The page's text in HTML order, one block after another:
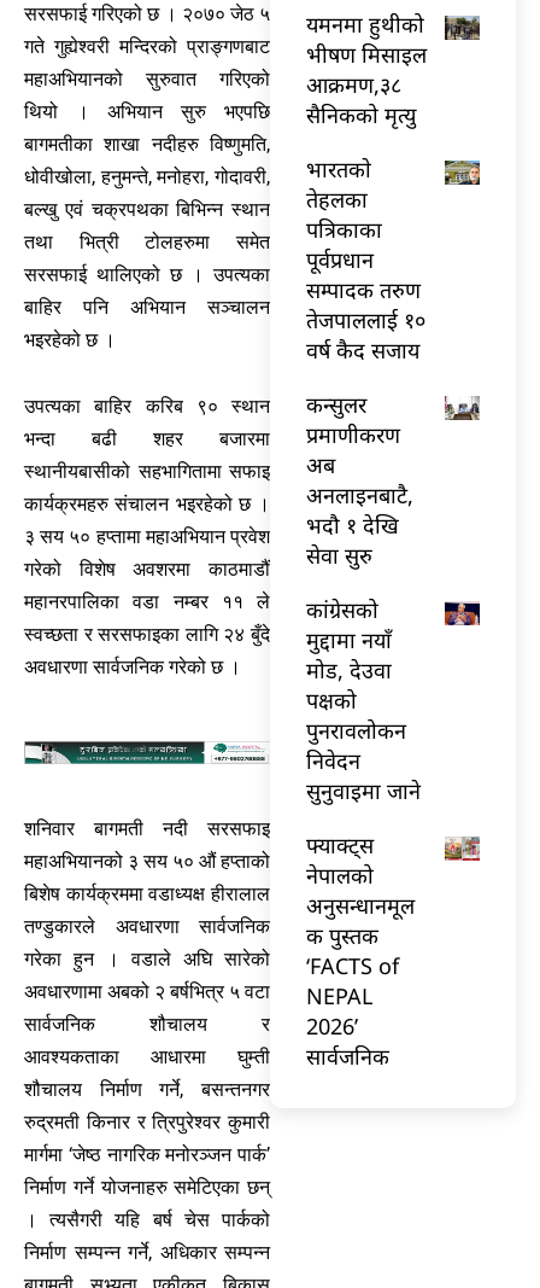
सरसफाई गरिएको छ । २०७० जेठ ५
गते गुह्येश्वरी मन्दिरको प्राङ्गणबाट
महाअभियानको सुरुवात गरिएको
थियो । अभियान सुरु भएपछि
बागमतीका शाखा नदीहरु विष्णुमति,
धोवीखोला, हनुमन्ते, मनोहरा, गोदावरी,
बल्खु एवं चक्रपथका बिभिन्न स्थान
तथा भित्री टोलहरुमा समेत
सरसफाई थालिएको छ । उपत्यका
बाहिर पनि अभियान सञ्चालन
भइरहेको छ ।
उपत्यका बाहिर करिब ९० स्थान
भन्दा बढी शहर बजारमा
स्थानीयबासीको सहभागितामा सफाइ
कार्यक्रमहरु संचालन भइरहेको छ ।
३ सय ५० हप्तामा महाअभियान प्रवेश
गरेको विशेष अवशरमा काठमाडौं
महानरपालिका वडा नम्बर ११ ले
स्वच्छता र सरसफाइका लागि २४ बुँदे
अवधारणा सार्वजनिक गरेको छ ।
शनिवार बागमती नदी सरसफाइ
महाअभियानको ३ सय ५० औं हप्ताको
बिशेष कार्यक्रममा वडाध्यक्ष हीरालाल
तण्डुकारले अवधारणा सार्वजनिक
गरेका हुन । वडाले अघि सारेको
अवधारणामा अबको २ बर्षभित्र ५ वटा
सार्वजनिक शौचालय र
आवश्यकताका आधारमा घुम्ती
शौचालय निर्माण गर्ने, बसन्तनगर
रुद्रमती किनार र त्रिपुरेश्वर कुमारी
मार्गमा ‘जेष्ठ नागरिक मनोरञ्जन पार्क’
निर्माण गर्ने योजनाहरु समेटिएका छन्
। त्यसैगरी यहि बर्ष चेस पार्कको
निर्माण सम्पन्न गर्ने, अधिकार सम्पन्न
यमनमा हुथीको
भीषण मिसाइल
आक्रमण,३८
सैनिकको मृत्यु
भारतकाे
तेहलका
पत्रिकाका
पूर्वप्रधान
सम्पादक तरुण
तेजपाललाई १०
वर्ष कैद सजाय
कन्सुलर
प्रमाणीकरण
अब
अनलाइनबाटै,
भदौ १ देखि
सेवा सुरु
कांग्रेसको
मुद्दामा नयाँ
मोड, देउवा
पक्षको
पुनरावलोकन
निवेदन
सुनुवाइमा जाने
फ्याक्ट्स
नेपालको
अनुसन्धानमूल
क पुस्तक
‘FACTS of
NEPAL
2026’
सार्वजनिक